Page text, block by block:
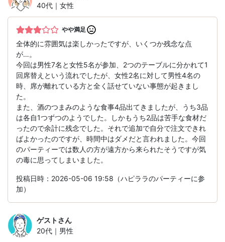
40代｜女性
やや満足
全体的に雰囲気は楽しかったですが、いくつか残念な点
が…。
今回は男性7名と女性5名が参加、2つのテーブルに分かれて1
回席替えという流れでしたが、女性2名に対して男性4名の
時、席が離れている方と全く話せていない事態が起きまし
た。
また、酒のつまみのような食事4品出てきましたが、うち3品
は各自1つずつのようでした。しかもうち2品は苦手な食材だ
ったので余計に残念でした。それで追加で自分で注文できれ
ばよかったのですが、時間中はダメだと言われました。今回
のパーティーでは数人の方が遠方から来られたそうですが気
の毒に思ってしまいました。
投稿日時：2026-05-06 19:58（ハピララのパーティーに参
加）
ゲストさん
20代｜男性